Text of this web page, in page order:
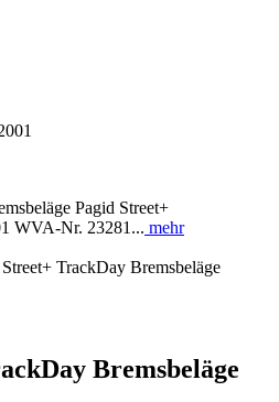
Pagid Street+
WVA-Nr. 23281... mehr
TrackDay Bremsbeläge
Bremsbeläge